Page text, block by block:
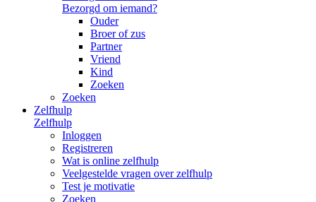
Bezorgd om iemand?
Ouder
Broer of zus
Partner
Vriend
Kind
Zoeken
Zoeken
Zelfhulp
Zelfhulp
Inloggen
Registreren
Wat is online zelfhulp
Veelgestelde vragen over zelfhulp
Test je motivatie
Zoeken